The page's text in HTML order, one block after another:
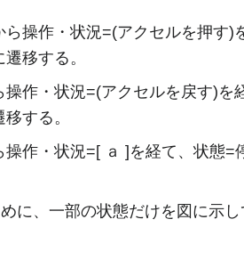
操作・状況=(アクセルを押す)
移する。
作・状況=(アクセルを戻す)を
する。
作・状況=[ ａ ]を経て、状態=
に、一部の状態だけを図に示し